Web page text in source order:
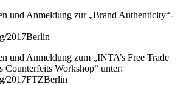
und Anmeldung zur „Brand Authenticity“-
2017Berlin
und Anmeldung zum „INTA’s Free Trade
Counterfeits Workshop“ unter:
2017FTZBerlin